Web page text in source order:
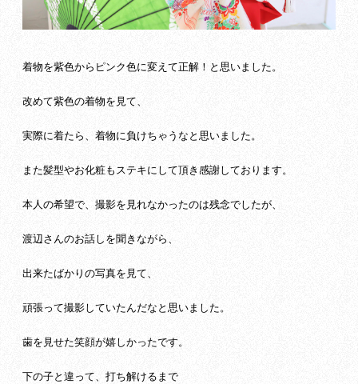
着物を紫色からピンク色に変えて正解！と思いました。
改めて紫色の着物を見て、
実際に着たら、着物に負けちゃうなと思いました。
また髪型やお化粧もステキにして頂き感謝しております。
本人の希望で、撮影を見れなかったのは残念でしたが、
渡辺さんのお話しを聞きながら、
出来たばかりの写真を見て、
頑張って撮影していたんだなと思いました。
歯を見せた笑顔が嬉しかったです。
下の子と違って、打ち解けるまで